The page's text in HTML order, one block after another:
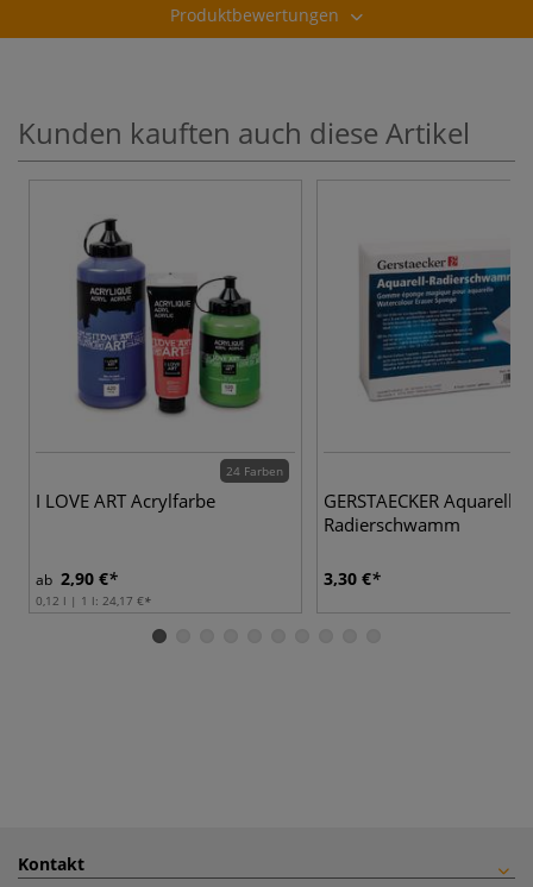
Produktbewertungen
Kunden kauften auch diese Artikel
24 Farben
I LOVE ART Acrylfarbe
ab 2,90 €
0,12 l | 1 l: 24,17 €
GERSTAECKER Aquarell-
Radierschwamm
3,30 €
Kontakt